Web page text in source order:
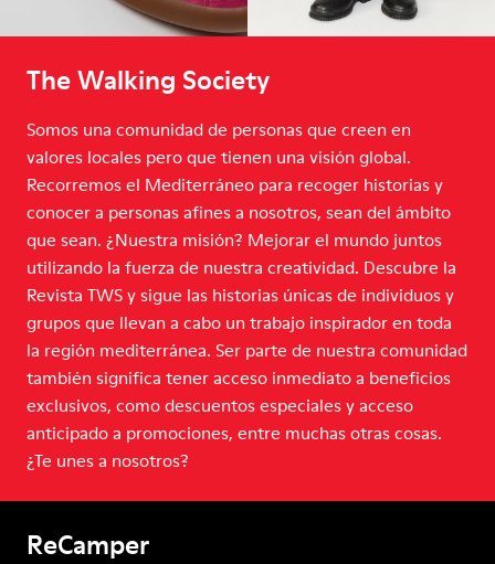
The Walking Society
Somos una comunidad de personas que creen en
valores locales pero que tienen una visión global.
Recorremos el Mediterráneo para recoger historias y
conocer a personas afines a nosotros, sean del ámbito
que sean. ¿Nuestra misión? Mejorar el mundo juntos
utilizando la fuerza de nuestra creatividad. Descubre la
Revista TWS y sigue las historias únicas de individuos y
grupos que llevan a cabo un trabajo inspirador en toda
la región mediterránea. Ser parte de nuestra comunidad
también significa tener acceso inmediato a beneficios
exclusivos, como descuentos especiales y acceso
anticipado a promociones, entre muchas otras cosas.
¿Te unes a nosotros?
ReCamper